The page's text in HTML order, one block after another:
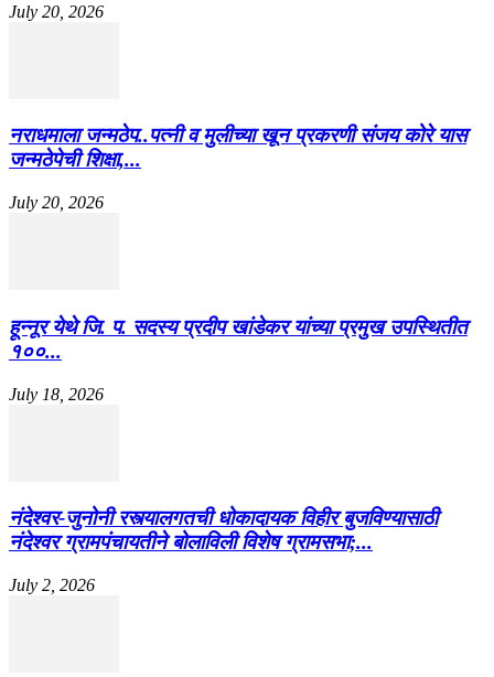
July 20, 2026
नराधमाला जन्मठेप..पत्नी व मुलीच्या खून प्रकरणी संजय कोरे यास
जन्मठेपेची शिक्षा,...
July 20, 2026
हून्नूर येथे जि. प. सदस्य प्रदीप खांडेकर यांच्या प्रमुख उपस्थितीत
१००...
July 18, 2026
नंदेश्वर-जुनोनी रस्त्यालगतची धोकादायक विहीर बुजविण्यासाठी
नंदेश्वर ग्रामपंचायतीने बोलाविली विशेष ग्रामसभा;...
July 2, 2026